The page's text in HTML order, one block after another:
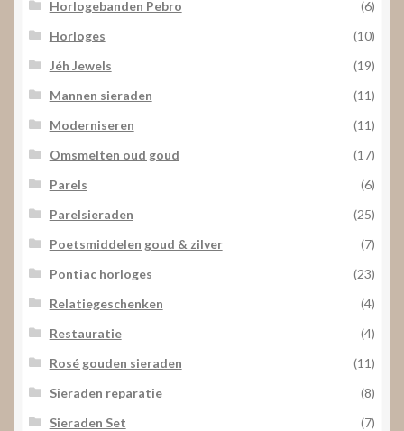
Horlogebanden Pebro
(6)
Horloges
(10)
Jéh Jewels
(19)
Mannen sieraden
(11)
Moderniseren
(11)
Omsmelten oud goud
(17)
Parels
(6)
Parelsieraden
(25)
Poetsmiddelen goud & zilver
(7)
Pontiac horloges
(23)
Relatiegeschenken
(4)
Restauratie
(4)
Rosé gouden sieraden
(11)
Sieraden reparatie
(8)
Sieraden Set
(7)